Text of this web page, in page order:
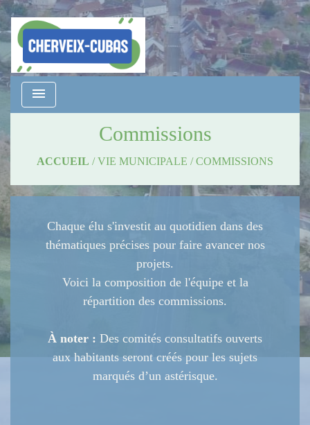
menu
Commissions
ACCUEIL /VIE MUNICIPALE /COMMISSIONS
Chaque élu s'investit au quotidien dans des
thématiques précises pour faire avancer nos
projets.
Voici la composition de l'équipe et la
répartition des commissions.
À noter : Des comités consultatifs ouverts
aux habitants seront créés pour les sujets
marqués d’un astérisque.